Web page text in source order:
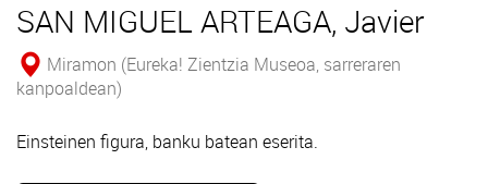
SAN MIGUEL ARTEAGA, Javier
Miramon (Eureka! Zientzia Museoa, sarreraren
kanpoaldean)
Einsteinen figura, banku batean eserita.